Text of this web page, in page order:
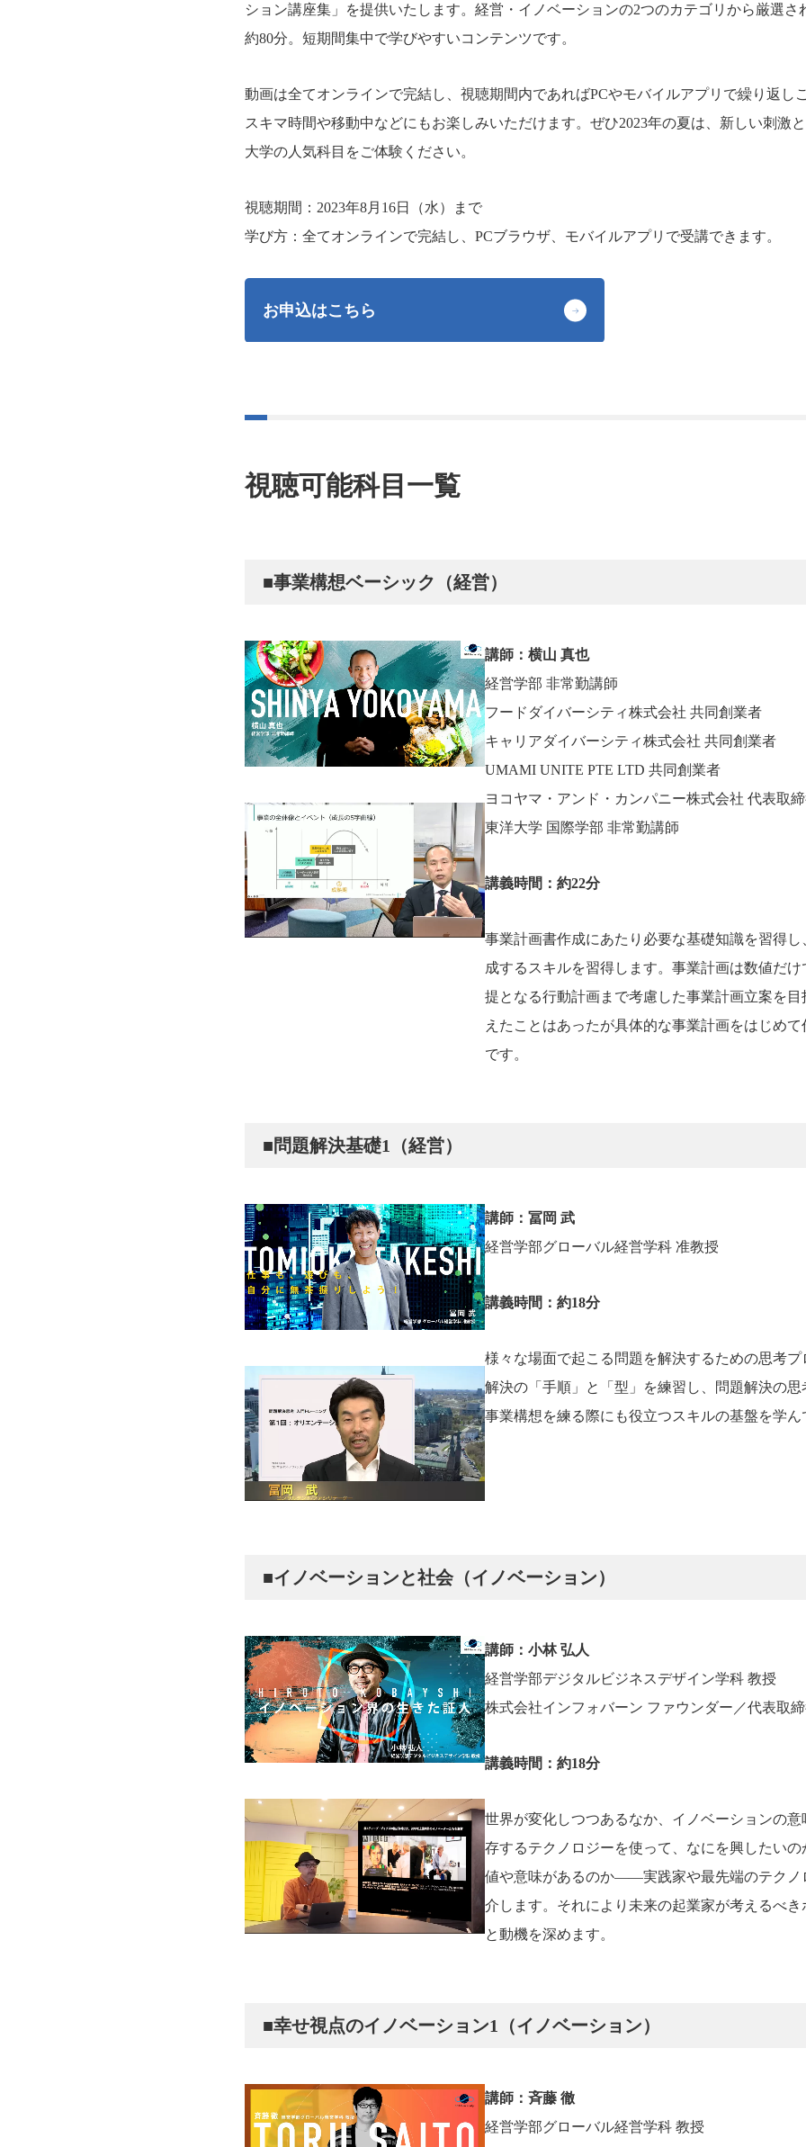
ション講座集」を提供いたします。経営・イノベーションの2つのカテゴリから厳選さ
約80分。短期間集中で学びやすいコンテンツです。
動画は全てオンラインで完結し、視聴期間内であればPCやモバイルアプリで繰り返し
スキマ時間や移動中などにもお楽しみいただけます。ぜひ2023年の夏は、新しい刺激
大学の人気科目をご体験ください。
視聴期間：2023年8月16日（水）まで
学び方：全てオンラインで完結し、PCブラウザ、モバイルアプリで受講できます。
お申込はこちら
視聴可能科目一覧
■事業構想ベーシック（経営）
講師：横山 真也
経営学部 非常勤講師
フードダイバーシティ株式会社 共同創業者
キャリアダイバーシティ株式会社 共同創業者
UMAMI UNITE PTE LTD 共同創業者
ヨコヤマ・アンド・カンパニー株式会社 代表取
東洋大学 国際学部 非常勤講師
講義時間：約22分
事業計画書作成にあたり必要な基礎知識を習得
成するスキルを習得します。事業計画は数値だ
提となる行動計画まで考慮した事業計画立案を
えたことはあったが具体的な事業計画をはじめ
です。
■問題解決基礎1（経営）
講師：冨岡 武
経営学部グローバル経営学科 准教授
講義時間：約18分
様々な場面で起こる問題を解決するための思考
解決の「手順」と「型」を練習し、問題解決の
事業構想を練る際にも役立つスキルの基盤を学
■イノベーションと社会（イノベーション）
講師：小林 弘人
経営学部デジタルビジネスデザイン学科 教授
株式会社インフォバーン ファウンダー／代表取
講義時間：約18分
世界が変化しつつあるなか、イノベーションの
存するテクノロジーを使って、なにを興したい
値や意味があるのか――実践家や最先端のテクノ
介します。それにより未来の起業家が考えるべ
と動機を深めます。
■幸せ視点のイノベーション1（イノベーション）
講師：斉藤 徹
経営学部グローバル経営学科 教授